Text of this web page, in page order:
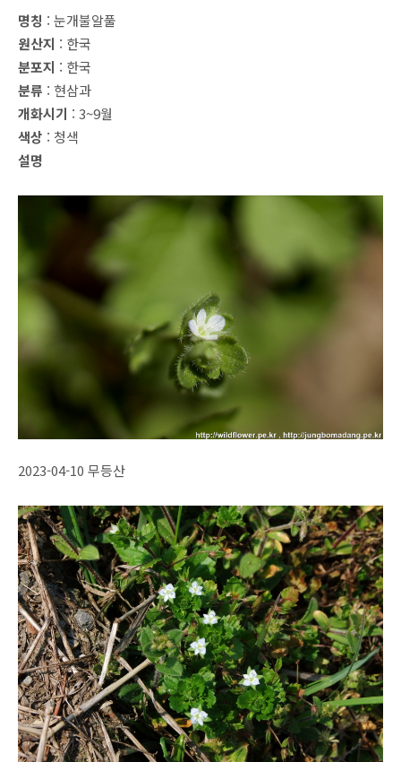
명칭 : 눈개불알풀
원산지 : 한국
분포지 : 한국
분류 : 현삼과
개화시기 : 3~9월
색상 : 청색
설명
2023-04-10 무등산